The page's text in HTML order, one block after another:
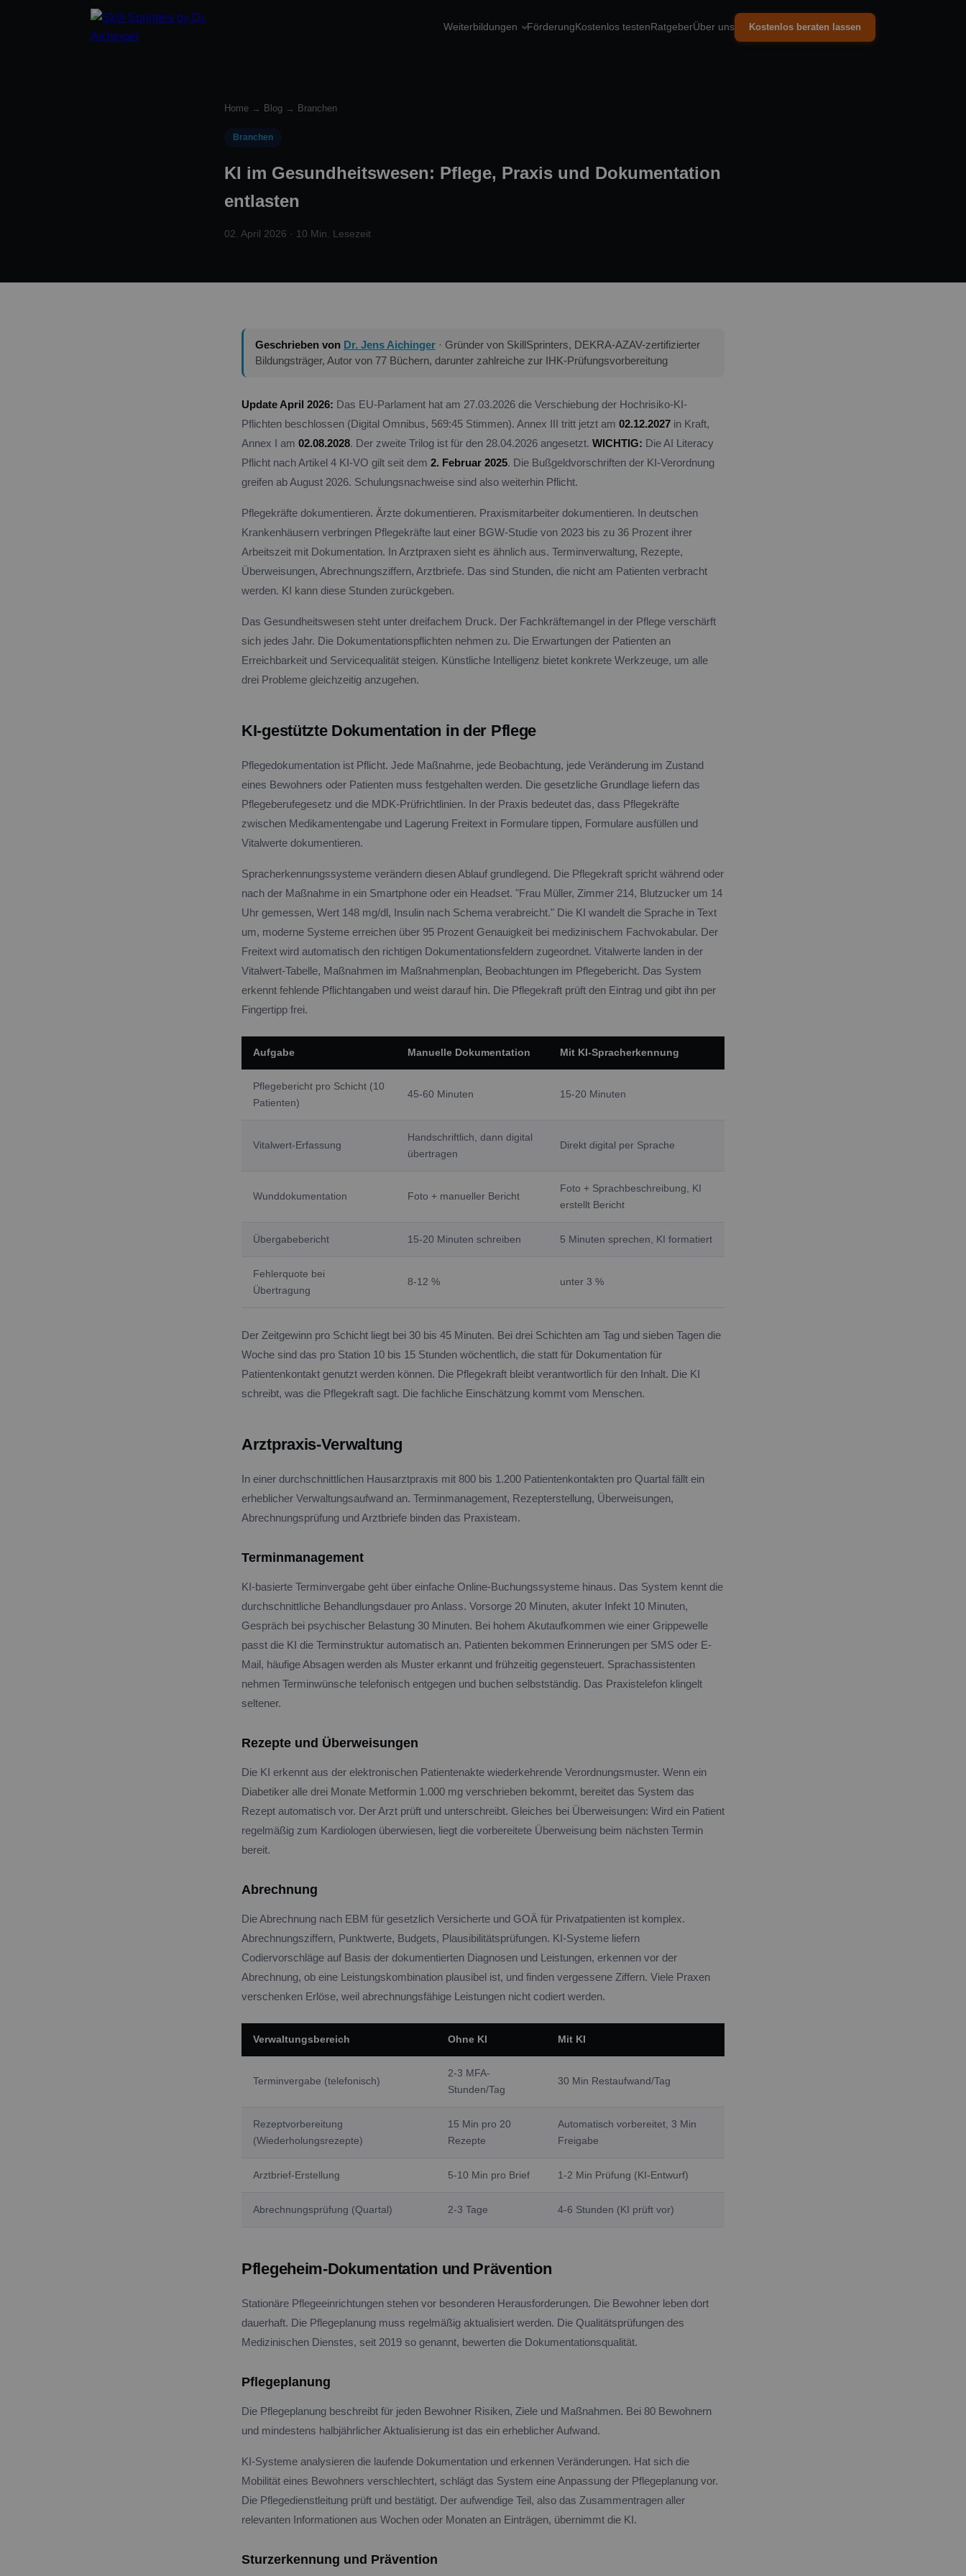
Weiterbildungen Förderung Kostenlos testen RatgeberÜber uns Kostenlos beraten lassen
Home → Blog → Branchen
Branchen
KI im Gesundheitswesen: Pflege, Praxis und Dokumentation
entlasten
02. April 2026 · 10 Min. Lesezeit
Geschrieben von Dr. Jens Aichinger · Gründer von SkillSprinters, DEKRA-AZAV-zertifizierter
Bildungsträger, Autor von 77 Büchern, darunter zahlreiche zur IHK-Prüfungsvorbereitung
Update April 2026: Das EU-Parlament hat am 27.03.2026 die Verschiebung der Hochrisiko-KI-
Pflichten beschlossen (Digital Omnibus, 569:45 Stimmen). Annex III tritt jetzt am 02.12.2027 in Kraft,
Annex I am 02.08.2028. Der zweite Trilog ist für den 28.04.2026 angesetzt. WICHTIG: Die AI Literacy
Pflicht nach Artikel 4 KI-VO gilt seit dem 2. Februar 2025. Die Bußgeldvorschriften der KI-Verordnung
greifen ab August 2026. Schulungsnachweise sind also weiterhin Pflicht.
Pflegekräfte dokumentieren. Ärzte dokumentieren. Praxismitarbeiter dokumentieren. In deutschen
Krankenhäusern verbringen Pflegekräfte laut einer BGW-Studie von 2023 bis zu 36 Prozent ihrer
Arbeitszeit mit Dokumentation. In Arztpraxen sieht es ähnlich aus. Terminverwaltung, Rezepte,
Überweisungen, Abrechnungsziffern, Arztbriefe. Das sind Stunden, die nicht am Patienten verbracht
werden. KI kann diese Stunden zurückgeben.
Das Gesundheitswesen steht unter dreifachem Druck. Der Fachkräftemangel in der Pflege verschärft
sich jedes Jahr. Die Dokumentationspflichten nehmen zu. Die Erwartungen der Patienten an
Erreichbarkeit und Servicequalität steigen. Künstliche Intelligenz bietet konkrete Werkzeuge, um alle
drei Probleme gleichzeitig anzugehen.
KI-gestützte Dokumentation in der Pflege
Pflegedokumentation ist Pflicht. Jede Maßnahme, jede Beobachtung, jede Veränderung im Zustand
eines Bewohners oder Patienten muss festgehalten werden. Die gesetzliche Grundlage liefern das
Pflegeberufegesetz und die MDK-Prüfrichtlinien. In der Praxis bedeutet das, dass Pflegekräfte
zwischen Medikamentengabe und Lagerung Freitext in Formulare tippen, Formulare ausfüllen und
Vitalwerte dokumentieren.
Spracherkennungssysteme verändern diesen Ablauf grundlegend. Die Pflegekraft spricht während oder
nach der Maßnahme in ein Smartphone oder ein Headset. "Frau Müller, Zimmer 214, Blutzucker um 14
Uhr gemessen, Wert 148 mg/dl, Insulin nach Schema verabreicht." Die KI wandelt die Sprache in Text
um, moderne Systeme erreichen über 95 Prozent Genauigkeit bei medizinischem Fachvokabular. Der
Freitext wird automatisch den richtigen Dokumentationsfeldern zugeordnet. Vitalwerte landen in der
Vitalwert-Tabelle, Maßnahmen im Maßnahmenplan, Beobachtungen im Pflegebericht. Das System
erkennt fehlende Pflichtangaben und weist darauf hin. Die Pflegekraft prüft den Eintrag und gibt ihn per
Fingertipp frei.
Aufgabe Manuelle Dokumentation Mit KI-Spracherkennung
Pflegebericht pro Schicht (10
Patienten)
45-60 Minuten 15-20 Minuten
Vitalwert-Erfassung
Handschriftlich, dann digital
übertragen
Direkt digital per Sprache
Wunddokumentation Foto + manueller Bericht
Foto + Sprachbeschreibung, KI
erstellt Bericht
Übergabebericht 15-20 Minuten schreiben 5 Minuten sprechen, KI formatiert
Fehlerquote bei
Übertragung
8-12 % unter 3 %
Der Zeitgewinn pro Schicht liegt bei 30 bis 45 Minuten. Bei drei Schichten am Tag und sieben Tagen die
Woche sind das pro Station 10 bis 15 Stunden wöchentlich, die statt für Dokumentation für
Patientenkontakt genutzt werden können. Die Pflegekraft bleibt verantwortlich für den Inhalt. Die KI
schreibt, was die Pflegekraft sagt. Die fachliche Einschätzung kommt vom Menschen.
Arztpraxis-Verwaltung
In einer durchschnittlichen Hausarztpraxis mit 800 bis 1.200 Patientenkontakten pro Quartal fällt ein
erheblicher Verwaltungsaufwand an. Terminmanagement, Rezepterstellung, Überweisungen,
Abrechnungsprüfung und Arztbriefe binden das Praxisteam.
Terminmanagement
KI-basierte Terminvergabe geht über einfache Online-Buchungssysteme hinaus. Das System kennt die
durchschnittliche Behandlungsdauer pro Anlass. Vorsorge 20 Minuten, akuter Infekt 10 Minuten,
Gespräch bei psychischer Belastung 30 Minuten. Bei hohem Akutaufkommen wie einer Grippewelle
passt die KI die Terminstruktur automatisch an. Patienten bekommen Erinnerungen per SMS oder E-
Mail, häufige Absagen werden als Muster erkannt und frühzeitig gegensteuert. Sprachassistenten
nehmen Terminwünsche telefonisch entgegen und buchen selbstständig. Das Praxistelefon klingelt
seltener.
Rezepte und Überweisungen
Die KI erkennt aus der elektronischen Patientenakte wiederkehrende Verordnungsmuster. Wenn ein
Diabetiker alle drei Monate Metformin 1.000 mg verschrieben bekommt, bereitet das System das
Rezept automatisch vor. Der Arzt prüft und unterschreibt. Gleiches bei Überweisungen: Wird ein Patient
regelmäßig zum Kardiologen überwiesen, liegt die vorbereitete Überweisung beim nächsten Termin
bereit.
Abrechnung
Die Abrechnung nach EBM für gesetzlich Versicherte und GOÄ für Privatpatienten ist komplex.
Abrechnungsziffern, Punktwerte, Budgets, Plausibilitätsprüfungen. KI-Systeme liefern
Codiervorschläge auf Basis der dokumentierten Diagnosen und Leistungen, erkennen vor der
Abrechnung, ob eine Leistungskombination plausibel ist, und finden vergessene Ziffern. Viele Praxen
verschenken Erlöse, weil abrechnungsfähige Leistungen nicht codiert werden.
Verwaltungsbereich Ohne KI Mit KI
Terminvergabe (telefonisch)
2-3 MFA-
Stunden/Tag
30 Min Restaufwand/Tag
Rezeptvorbereitung
(Wiederholungsrezepte)
15 Min pro 20
Rezepte
Automatisch vorbereitet, 3 Min
Freigabe
Arztbrief-Erstellung 5-10 Min pro Brief 1-2 Min Prüfung (KI-Entwurf)
Abrechnungsprüfung (Quartal) 2-3 Tage 4-6 Stunden (KI prüft vor)
Pflegeheim-Dokumentation und Prävention
Stationäre Pflegeeinrichtungen stehen vor besonderen Herausforderungen. Die Bewohner leben dort
dauerhaft. Die Pflegeplanung muss regelmäßig aktualisiert werden. Die Qualitätsprüfungen des
Medizinischen Dienstes, seit 2019 so genannt, bewerten die Dokumentationsqualität.
Pflegeplanung
Die Pflegeplanung beschreibt für jeden Bewohner Risiken, Ziele und Maßnahmen. Bei 80 Bewohnern
und mindestens halbjährlicher Aktualisierung ist das ein erheblicher Aufwand.
KI-Systeme analysieren die laufende Dokumentation und erkennen Veränderungen. Hat sich die
Mobilität eines Bewohners verschlechtert, schlägt das System eine Anpassung der Pflegeplanung vor.
Die Pflegedienstleitung prüft und bestätigt. Der aufwendige Teil, also das Zusammentragen aller
relevanten Informationen aus Wochen oder Monaten an Einträgen, übernimmt die KI.
Sturzerkennung und Prävention